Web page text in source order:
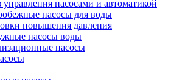
насосами и автоматикой
насосы для воды
повышения давления
насосы воды
насосы